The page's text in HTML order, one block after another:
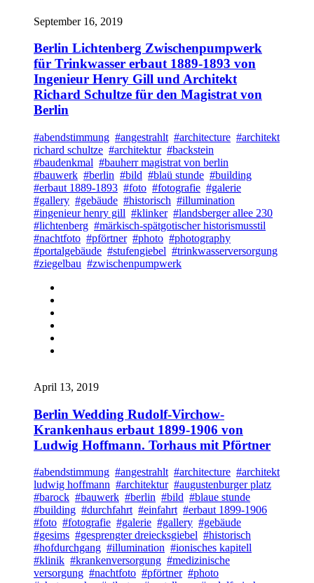
September 16, 2019
Berlin Lichtenberg Zwischenpumpwerk
für Trinkwasser erbaut 1889-1893 von
Ingenieur Henry Gill und Architekt
Richard Schultze für den Magistrat von
Berlin
#abendstimmung #angestrahlt #architecture #architekt
richard schultze #architektur #backstein
#baudenkmal #bauherr magistrat von berlin
#bauwerk #berlin #bild #blaü stunde #building
#erbaut 1889-1893 #foto #fotografie #galerie
#gallery #gebäude #historisch #illumination
#ingenieur henry gill #klinker #landsberger allee 230
#lichtenberg #märkisch-spätgotischer historismusstil
#nachtfoto #pförtner #photo #photography
#portalgebäude #stufengiebel #trinkwasserversorgung
#ziegelbau #zwischenpumpwerk
April 13, 2019
Berlin Wedding Rudolf-Virchow-
Krankenhaus erbaut 1899-1906 von
Ludwig Hoffmann. Torhaus mit Pförtner
#abendstimmung #angestrahlt #architecture #architekt
ludwig hoffmann #architektur #augustenburger platz
#barock #bauwerk #berlin #bild #blaue stunde
#building #durchfahrt #einfahrt #erbaut 1899-1906
#foto #fotografie #galerie #gallery #gebäude
#gesims #gesprengter dreiecksgiebel #historisch
#hofdurchgang #illumination #ionisches kapitell
#klinik #krankenversorgung #medizinische
versorgung #nachtfoto #pförtner #photo